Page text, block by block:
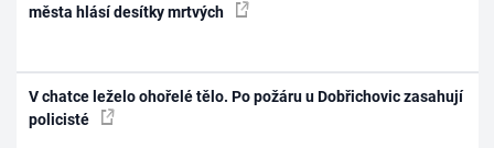
města hlásí desítky mrtvých
V chatce leželo ohořelé tělo. Po požáru u Dobřichovic zasahují
policisté